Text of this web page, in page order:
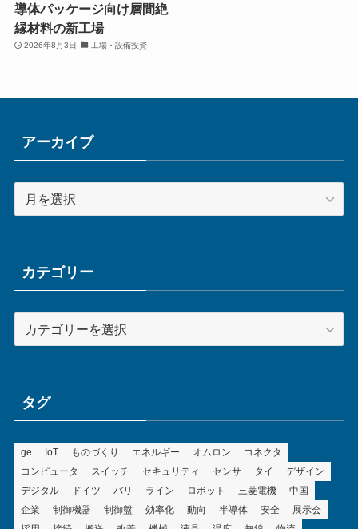
導体パッケージ向け層間絶
縁材料の新工場
2026年8月3日 工場・設備投資
アーカイブ
ー
ブカテゴリー
テ
ータグ
ge IoT ものづくり エネルギー オムロン
コネクタ
コンピュータ
スイッチ セキュリティ センサ タイ
デザイン
デジタル
ドイツ バリ ライン ロボット 三菱電機
中国
企業
制御機器 制御盤 効率化 動向 半導体 安全
展示会